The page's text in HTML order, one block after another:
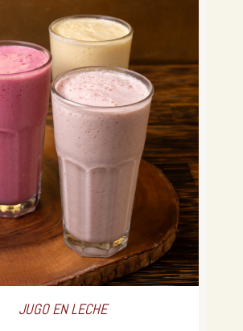
JUGO EN LECHE